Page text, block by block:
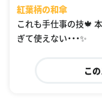
紅葉柄の和傘
これも手仕事の技🍁
ぎて使えない・・・✨
こ